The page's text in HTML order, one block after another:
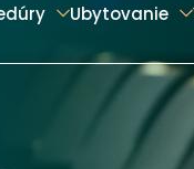
Ubytovanie